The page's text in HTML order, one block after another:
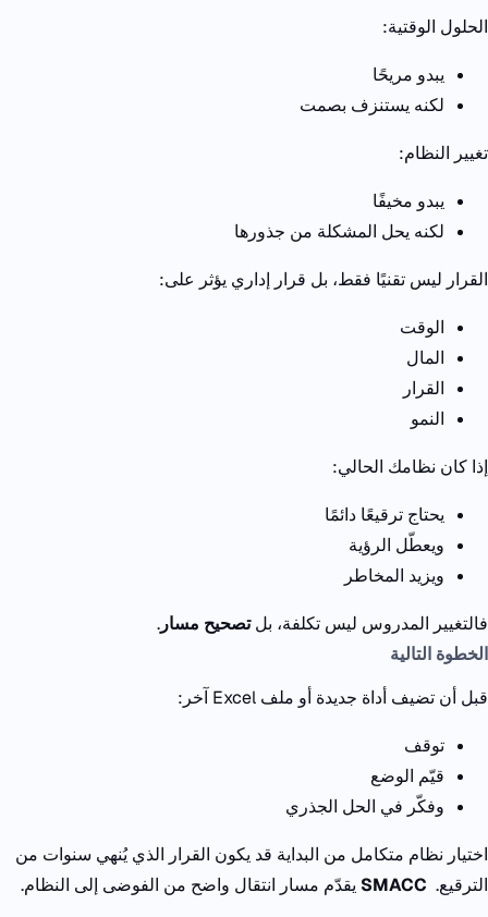
الحلول الوقتية:
يبدو مريحًا
لكنه يستنزف بصمت
تغيير النظام:
يبدو مخيفًا
لكنه يحل المشكلة من جذورها
القرار ليس تقنيًا فقط، بل قرار إداري يؤثر على:
الوقت
المال
القرار
النمو
إذا كان نظامك الحالي:
يحتاج ترقيعًا دائمًا
ويعطّل الرؤية
ويزيد المخاطر
فالتغيير المدروس ليس تكلفة، بلتصحيح مسار.
الخطوة التالية
قبل أن تضيف أداة جديدة أو ملف
آخر :
توقف
قيّم الوضع
وفكّر في الحل الجذري
اختيار نظام متكامل من البداية قد يكون القرار الذي يُنهي سنوات من
الترقيع.
SMACC يقدّم مسار انتقال واضح من الفوضى إلى النظام.